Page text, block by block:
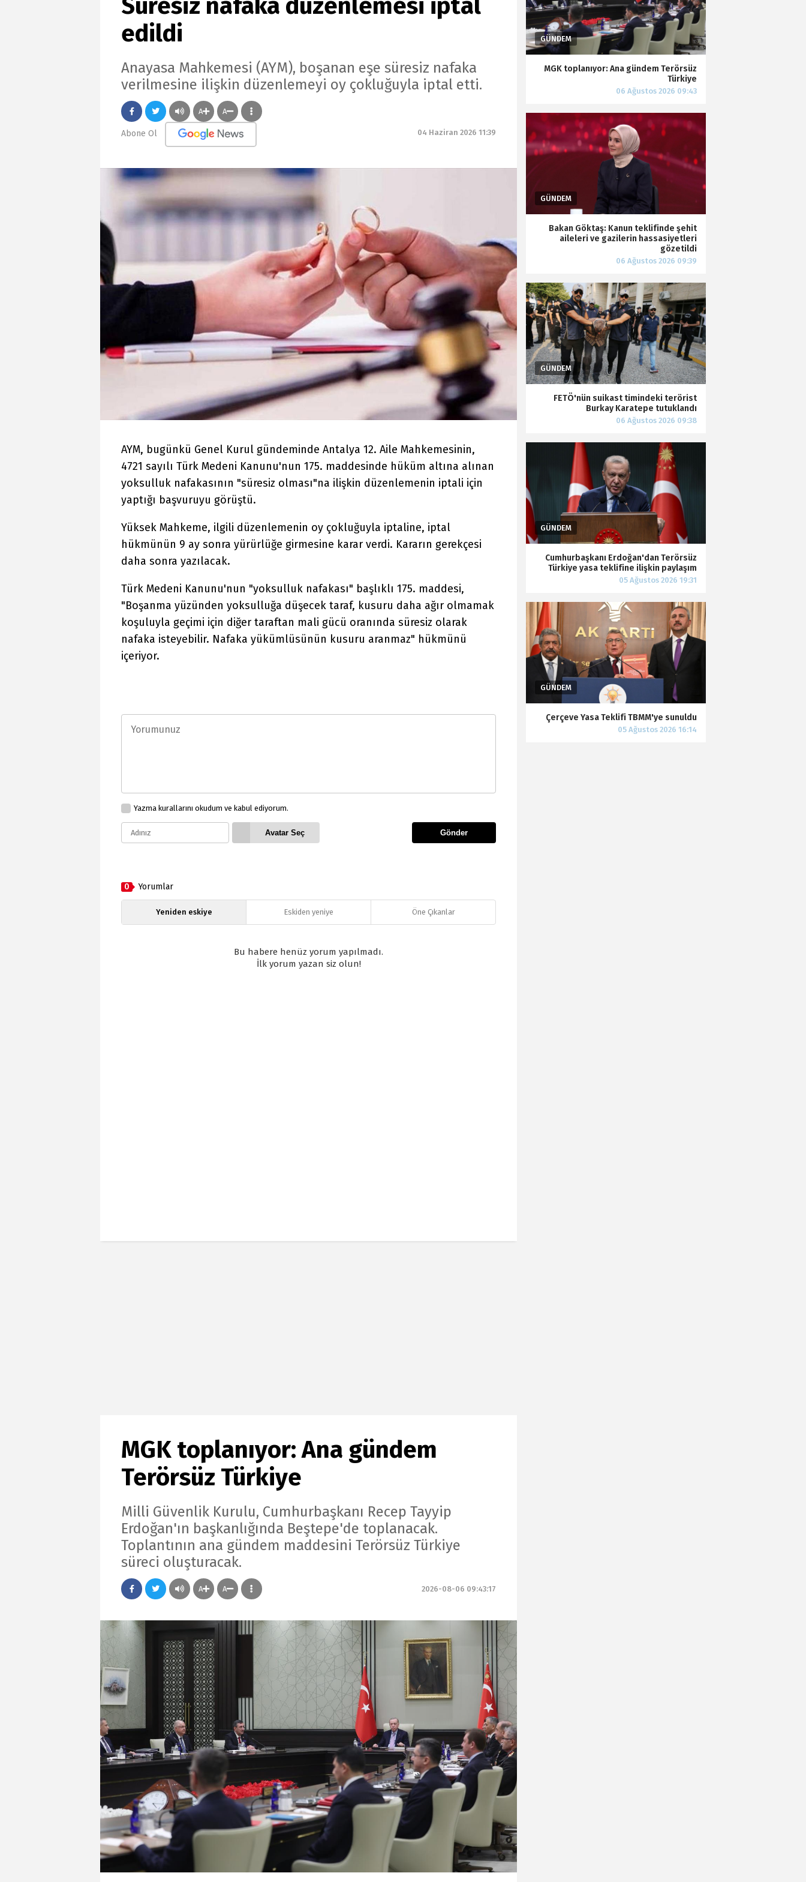
Süresiz nafaka düzenlemesi iptal
edildi
Anayasa Mahkemesi (AYM), boşanan eşe süresiz nafaka
verilmesine ilişkin düzenlemeyi oy çokluğuyla iptal etti.
A A
Abone Ol 04 Haziran 2026 11:39
AYM, bugünkü Genel Kurul gündeminde Antalya 12. Aile Mahkemesinin,
4721 sayılı Türk Medeni Kanunu'nun 175. maddesinde hüküm altına alınan
yoksulluk nafakasının "süresiz olması"na ilişkin düzenlemenin iptali için
yaptığı başvuruyu görüştü.
Yüksek Mahkeme, ilgili düzenlemenin oy çokluğuyla iptaline, iptal
hükmünün 9 ay sonra yürürlüğe girmesine karar verdi. Kararın gerekçesi
daha sonra yazılacak.
Türk Medeni Kanunu'nun "yoksulluk nafakası" başlıklı 175. maddesi,
"Boşanma yüzünden yoksulluğa düşecek taraf, kusuru daha ağır olmamak
koşuluyla geçimi için diğer taraftan mali gücü oranında süresiz olarak
nafaka isteyebilir. Nafaka yükümlüsünün kusuru aranmaz" hükmünü
içeriyor.
Yazma kurallarını okudum ve kabul ediyorum.
Avatar Seç Gönder
0 Yorumlar
Yeniden eskiye Eskiden yeniye Öne Çıkanlar
Bu habere henüz yorum yapılmadı.
İlk yorum yazan siz olun!
MGK toplanıyor: Ana gündem
Terörsüz Türkiye
Milli Güvenlik Kurulu, Cumhurbaşkanı Recep Tayyip
Erdoğan'ın başkanlığında Beştepe'de toplanacak.
Toplantının ana gündem maddesini Terörsüz Türkiye
süreci oluşturacak.
A A 2026-08-06 09:43:17
MGK toplanıyor: Ana gündem Terörsüz
Türkiye
Bakan Göktaş: Kanun teklifinde şehit
aileleri ve gazilerin hassasiyetleri
gözetildi
FETÖ'nün suikast timindeki terörist
Burkay Karatepe tutuklandı
Cumhurbaşkanı Erdoğan'dan Terörsüz
Türkiye yasa teklifine ilişkin paylaşım
Çerçeve Yasa Teklifi TBMM'ye sunuldu